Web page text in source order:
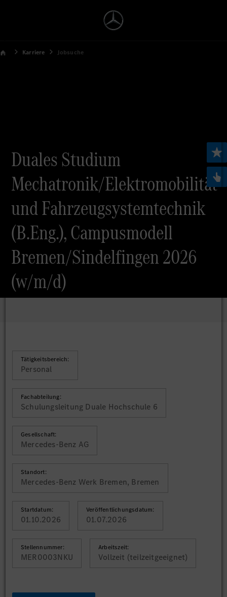
Karriere Jobsuche
Duales Studium
Mechatronik/Elektromobilität
und Fahrzeugsystemtechnik
(B.Eng.), Campusmodell
Bremen/Sindelfingen 2026
(w/m/d)
Tätigkeitsbereich:
Personal
Fachabteilung:
Schulungsleitung Duale Hochschule 6
Gesellschaft:
Mercedes-Benz AG
Standort:
Mercedes-Benz Werk Bremen, Bremen
Startdatum:
01.10.2026
Veröffentlichungsdatum:
01.07.2026
Stellennummer:
MER0003NKU
Arbeitszeit:
Vollzeit (teilzeitgeeignet)